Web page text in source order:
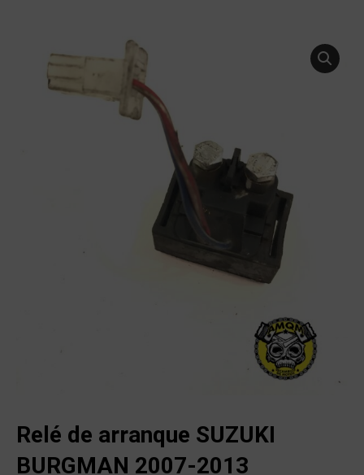
Relé de arranque SUZUKI
BURGMAN 2007-2013